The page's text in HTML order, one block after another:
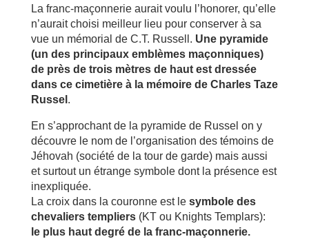
La franc-maçonnerie aurait voulu l’honorer, qu’elle
n’aurait choisi meilleur lieu pour conserver à sa
vue un mémorial de C.T. Russell. Une pyramide
(un des principaux emblèmes maçonniques)
de près de trois mètres de haut est dressée
dans ce cimetière à la mémoire de Charles Taze
Russel .
En s’approchant de la pyramide de Russel on y
découvre le nom de l’organisation des témoins de
Jéhovah (société de la tour de garde) mais aussi
et surtout un étrange symbole dont la présence est
inexpliquée.
La croix dans la couronne est le symbole des
chevaliers templiers(KT ou Knights Templars):
le plus haut degré de la franc-maçonnerie.